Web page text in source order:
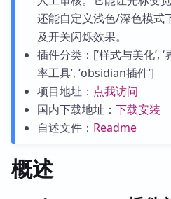
还能自定义浅色/深色模式
及开关闪烁效果。
插件分类：[‘样式与美化’, ‘
率工具’, ‘obsidian插件’]
项目地址： 点我访问
国内下载地址： 下载安装
自述文件： Readme
概述